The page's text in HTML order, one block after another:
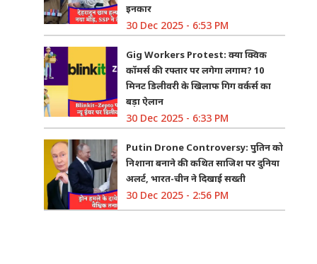
इनकार
30 Dec 2025 - 6:53 PM
Gig Workers Protest: क्या क्विक
कॉमर्स की रफ्तार पर लगेगा लगाम? 10
मिनट डिलीवरी के खिलाफ गिग वर्कर्स का
बड़ा ऐलान
30 Dec 2025 - 6:33 PM
Putin Drone Controversy: पुतिन को
निशाना बनाने की कथित साजिश पर दुनिया
अलर्ट, भारत-चीन ने दिखाई सख्ती
30 Dec 2025 - 2:56 PM